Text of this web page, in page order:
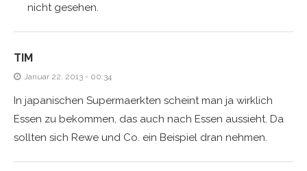
nicht gesehen.
TIM
Januar 22, 2013 - 00:34
In japanischen Supermaerkten scheint man ja wirklich
Essen zu bekommen, das auch nach Essen aussieht. Da
sollten sich Rewe und Co. ein Beispiel dran nehmen.